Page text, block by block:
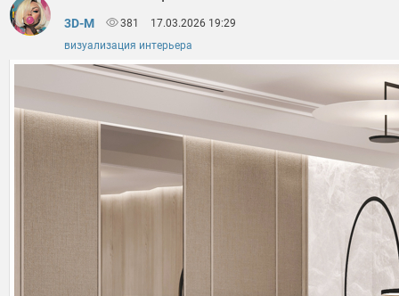
3D-M 381
17.03.2026 19:29
визуализация интерьера